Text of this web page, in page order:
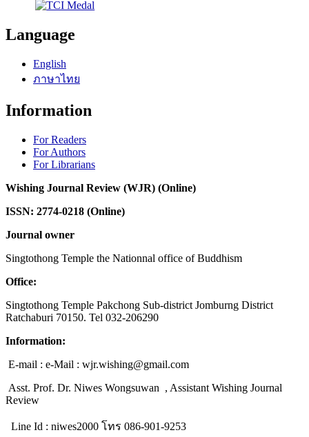
Language
English
ภาษาไทย
Information
For Readers
For Authors
For Librarians
Wishing Journal Review (WJR) (Online)
ISSN: 2774-0218 (Online)
Journal owner
Singtothong Temple the Nationnal office of Buddhism
Office:
Singtothong Temple Pakchong Sub-district Jomburng District
Ratchaburi 70150. Tel 032-206290
Information:
E-mail : e-Mail : wjr.wishing@gmail.com
Asst. Prof. Dr. Niwes Wongsuwan , Assistant Wishing Journal
Review
Line Id : niwes2000 โทร 086-901-9253